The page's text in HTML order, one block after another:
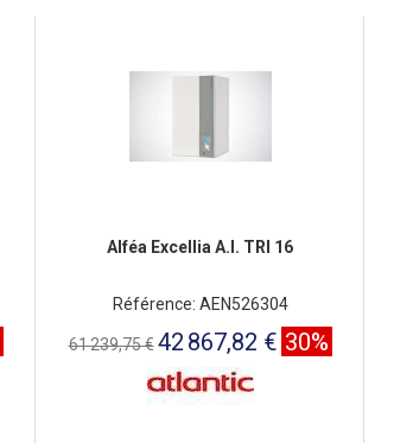
Alféa Excellia A.I. TRI 16
Référence: AEN526304
61 239,75 € 42 867,82 € 30%